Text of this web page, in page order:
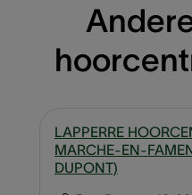
LAPPERRE
MARCHE-EN-
DUPONT)